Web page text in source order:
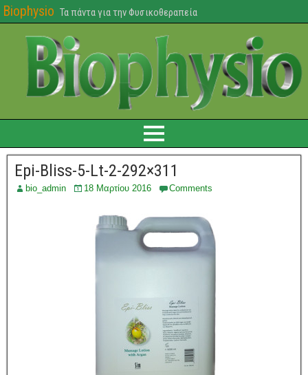
Biophysio Τα πάντα για την Φυσικοθεραπεία
Epi-Bliss-5-Lt-2-292×311
bio_admin 18 Μαρτίου 2016 Comments